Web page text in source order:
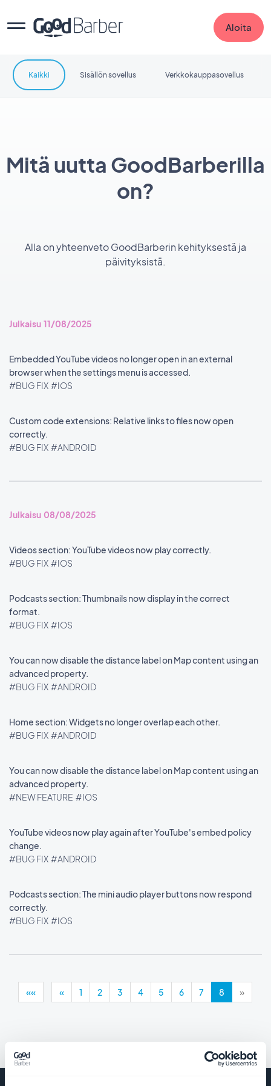
Aloita
Mitä uutta GoodBarberilla
on?
Alla on yhteenveto GoodBarberin kehityksestä ja
päivityksistä.
Kaikki Sisällön sovellus Verkkokauppasovellus
Julkaisu 11/08/2025
Embedded YouTube videos no longer open in an external
browser when the settings menu is accessed.
#BUG FIX #IOS
Custom code extensions: Relative links to files now open
correctly.
#BUG FIX #ANDROID
Julkaisu 08/08/2025
Videos section: YouTube videos now play correctly.
#BUG FIX #IOS
Podcasts section: Thumbnails now display in the correct
format.
#BUG FIX #IOS
You can now disable the distance label on Map content using an
advanced property.
#BUG FIX #ANDROID
Home section: Widgets no longer overlap each other.
#BUG FIX #ANDROID
You can now disable the distance label on Map content using an
advanced property.
#NEW FEATURE #IOS
YouTube videos now play again after YouTube's embed policy
change.
#BUG FIX #ANDROID
Podcasts section: The mini audio player buttons now respond
correctly.
#BUG FIX #IOS
«« « 1 2 3 4 5 6 7 8 »